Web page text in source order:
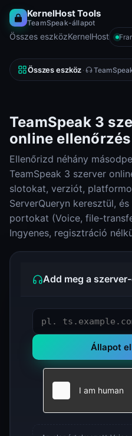
KernelHost Tools
TeamSpeak-állapot
Összes eszközKernelHost
Összes eszköz ·
TeamSpeak 3
online ellenőrzés
Ellenőrizd néhány
TeamSpeak 3 szerver
slotokat, verziót,
ServerQueryn keresztül,
portokat (Voice, file-
Ingyenes, regisztráció
Add meg a
Állapot